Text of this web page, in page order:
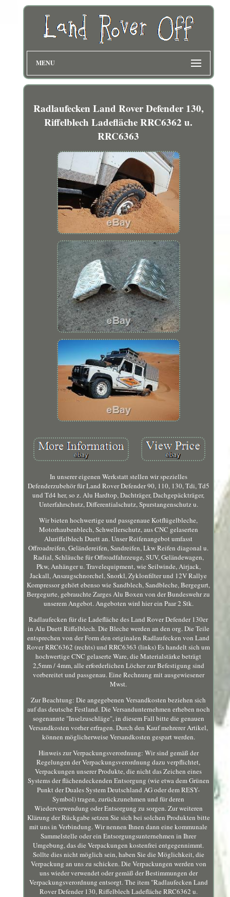
MENU
Radlaufecken Land Rover Defender 130,
Riffelblech Ladefläche RRC6362 u.
RRC6363
In unserer eigenen Werkstatt stellen wir spezielles
Defenderzubehör für Land Rover Defender 90, 110, 130, Tdi, Td5
und Td4 her, so z. Alu Hardtop, Dachträger, Dachgepäckträger,
Unterfahrschutz, Differentialschutz, Spurstangenschutz u.
Wir bieten hochwertige und passgenaue Kotflügelbleche,
Motorhaubenblech, Schwellerschutz, aus CNC gelaserten
Aluriffelblech Duett an. Unser Reifenangebot umfasst
Offroadreifen, Geländereifen, Sandreifen, Lkw Reifen diagonal u.
Radial, Schläuche für Offroadfahrzeuge, SUV, Geländewagen,
Pkw, Anhänger u. Travelequipment, wie Seilwinde, Airjack,
Jackall, Ansaugschnorchel, Snorkl, Zyklonfilter und 12V Rallye
Kompressor gehört ebenso wie Sandblech, Sandbleche, Bergegurt,
Bergegurte, gebrauchte Zarges Alu Boxen von der Bundeswehr zu
unserem Angebot. Angeboten wird hier ein Paar 2 Stk.
Radlaufecken für die Ladefläche des Land Rover Defender 130er
in Alu Duett Riffelblech. Die Bleche werden an den org. Die Teile
entsprechen von der Form den originalen Radlaufecken von Land
Rover RRC6362 (rechts) und RRC6363 (links) Es handelt sich um
hochwertige CNC gelaserte Ware, die Materialstärke beträgt
2,5mm / 4mm, alle erforderlichen Löcher zur Befestigung sind
vorbereitet und passgenau. Eine Rechnung mit ausgewiesener
Mwst.
Zur Beachtung: Die angegebenen Versandkosten beziehen sich
auf das deutsche Festland. Die Versandunternehmen erheben noch
sogenannte "Inselzuschläge", in diesem Fall bitte die genauen
Versandkosten vorher erfragen. Durch den Kauf mehrerer Artikel,
können möglicherweise Versandkosten gespart werden.
Hinweis zur Verpackungsverordnung: Wir sind gemäß der
Regelungen der Verpackungsverordnung dazu verpflichtet,
Verpackungen unserer Produkte, die nicht das Zeichen eines
Systems der flächendeckenden Entsorgung (wie etwa dem Grünen
Punkt der Duales System Deutschland AG oder dem RESY-
Symbol) tragen, zurückzunehmen und für deren
Wiederverwendung oder Entsorgung zu sorgen. Zur weiteren
Klärung der Rückgabe setzen Sie sich bei solchen Produkten bitte
mit uns in Verbindung. Wir nennen Ihnen dann eine kommunale
Sammelstelle oder ein Entsorgungsunternehmen in Ihrer
Umgebung, das die Verpackungen kostenfrei entgegennimmt.
Sollte dies nicht möglich sein, haben Sie die Möglichkeit, die
Verpackung an uns zu schicken. Die Verpackungen werden von
uns wieder verwendet oder gemäß der Bestimmungen der
Verpackungsverordnung entsorgt. The item "Radlaufecken Land
Rover Defender 130, Riffelblech Ladefläche RRC6362 u.